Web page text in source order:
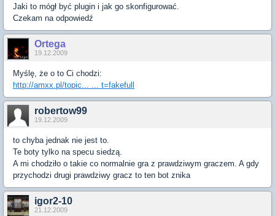
Jaki to mógł być plugin i jak go skonfigurować.
Czekam na odpowiedź
Ortega
19.12.2009
Myślę, że o to Ci chodzi:
http://amxx.pl/topic... ... t=fakefull
robertow99
19.12.2009
to chyba jednak nie jest to.
Te boty tylko na specu siedzą.
A mi chodziło o takie co normalnie gra z prawdziwym graczem. A gdy
przychodzi drugi prawdziwy gracz to ten bot znika
igor2-10
21.12.2009